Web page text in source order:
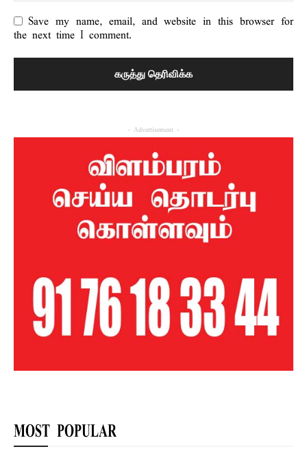
Save my name, email, and website in this browser for
the next time I comment.
- Advertisement -
MOST POPULAR